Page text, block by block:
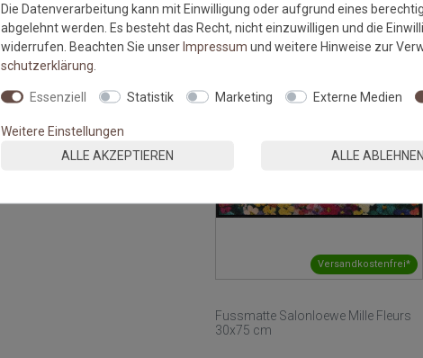
ZUM PRODUKT
Versandkostenfrei*
Fussmatte Salonloewe Mille Fleurs
30x75 cm
Die Datenverarbeitung kann mit Einwilligung oder aufgrund eines
abgelehnt werden. Es besteht das Recht, nicht einzuwilligen und die
widerrufen. Beachten Sie unserImpressum und weitere Hinweise zur
schutz­erklärung
Essenziell Statistik Marketing Externe Medien
Weitere Einstellungen
ALLE AKZEPTIEREN
ALLE ABLEHNEN